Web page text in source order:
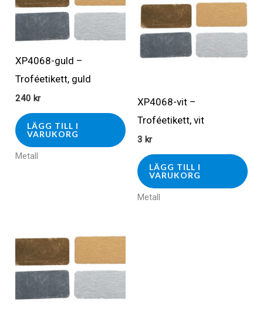
XP4068-guld –
Troféetikett, guld
240 kr
LÄGG TILL I
VARUKORG
Metall
XP4068-vit –
Troféetikett, vit
3 kr
LÄGG TILL I
VARUKORG
Metall